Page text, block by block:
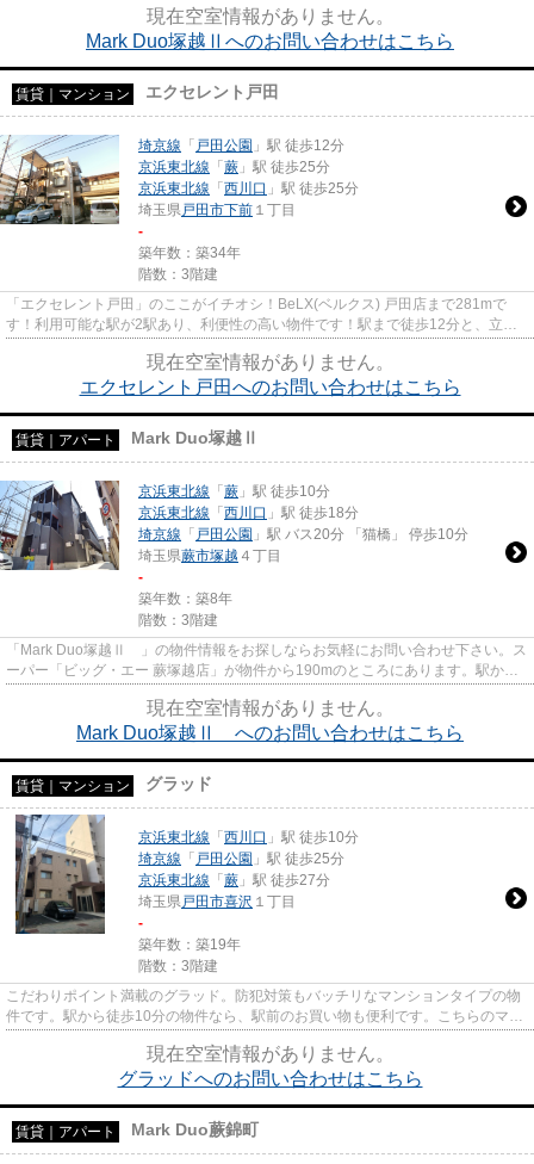
現在空室情報がありません。
Mark Duo塚越Ⅱへのお問い合わせはこちら
賃貸｜マンション エクセレント戸田
埼京線 「 戸田公園 」駅 徒歩12分
京浜東北線 「 蕨 」駅 徒歩25分
京浜東北線 「 西川口 」駅 徒歩25分
埼玉県戸田市下前 １丁目
-
築年数：築34年
階数：3階建
「エクセレント戸田」のここがイチオシ！BeLX(ベルクス) 戸田店まで281mで
す！利用可能な駅が2駅あり、利便性の高い物件です！駅まで徒歩12分と、立地
現在空室情報がありません。
エクセレント戸田へのお問い合わせはこちら
賃貸｜アパート Mark Duo塚越Ⅱ
京浜東北線 「 蕨 」駅 徒歩10分
京浜東北線 「 西川口 」駅 徒歩18分
埼京線 「 戸田公園 」駅 バス20分 「猫橋」 停歩10分
埼玉県蕨市塚越 ４丁目
-
築年数：築8年
階数：3階建
「Mark Duo塚越Ⅱ 」の物件情報をお探しならお気軽にお問い合わせ下さい。ス
ーパー「ビッグ・エー 蕨塚越店」が物件から190mのところにあります。駅から
現在空室情報がありません。
Mark Duo塚越Ⅱ へのお問い合わせはこちら
賃貸｜マンション グラッド
京浜東北線 「 西川口 」駅 徒歩10分
埼京線 「 戸田公園 」駅 徒歩25分
京浜東北線 「 蕨 」駅 徒歩27分
埼玉県戸田市喜沢 １丁目
-
築年数：築19年
階数：3階建
こだわりポイント満載のグラッド。防犯対策もバッチリなマンションタイプの物
件です。駅から徒歩10分の物件なら、駅前のお買い物も便利です。こちらのマン
現在空室情報がありません。
グラッドへのお問い合わせはこちら
賃貸｜アパート Mark Duo蕨錦町